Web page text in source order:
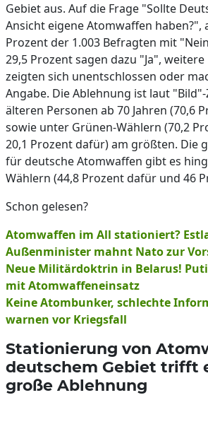
Gebiet aus. Auf die Frage "Sollte
Ansicht eigene Atomwaffen haben?",
Prozent der 1.003 Befragten mit
29,5 Prozent sagen dazu "Ja",
zeigten sich unentschlossen oder
Angabe. Die Ablehnung ist laut
älteren Personen ab 70 Jahren (70,6
sowie unter Grünen-Wählern (70,2
20,1 Prozent dafür) am größten. Die
für deutsche Atomwaffen gibt es
Wählern (44,8 Prozent dafür und 46
Schon gelesen?
Atomwaffen im All stationiert?
Außenminister mahnt Nato zur
Neue Militärdoktrin in Belarus!
mit Atomwaffeneinsatz
Keine Atombunker, schlechte
warnen vor Kriegsfall
Stationierung von
deutschem Gebiet trifft
große Ablehnung